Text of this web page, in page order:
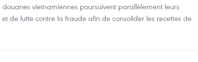
vietnamiennes poursuivent parallèlement leurs
de lutte contre la fraude afin de consolider les recettes de